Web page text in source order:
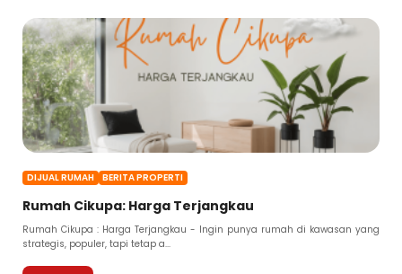
DIJUAL RUMAH BERITA PROPERTI
Rumah Cikupa: Harga Terjangkau
Rumah Cikupa : Harga Terjangkau - Ingin punya rumah di kawasan yang
strategis, populer, tapi tetap a...